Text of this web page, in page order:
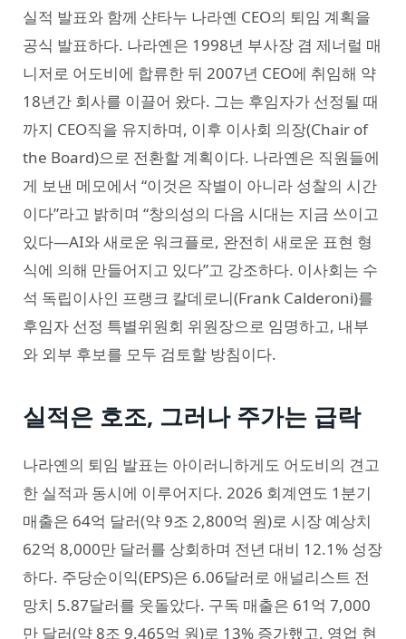
실적 발표와 함께 샨타누 나라옌 CEO의 퇴임 계획을
공식 발표하다. 나라옌은 1998년 부사장 겸 제너럴 매
니저로 어도비에 합류한 뒤 2007년 CEO에 취임해 약
18년간 회사를 이끌어 왔다. 그는 후임자가 선정될 때
까지 CEO직을 유지하며, 이후 이사회 의장(Chair of
the Board)으로 전환할 계획이다. 나라옌은 직원들에
게 보낸 메모에서 “이것은 작별이 아니라 성찰의 시간
이다”라고 밝히며 “창의성의 다음 시대는 지금 쓰이고
있다—AI와 새로운 워크플로, 완전히 새로운 표현 형
식에 의해 만들어지고 있다”고 강조하다. 이사회는 수
석 독립이사인 프랭크 칼데로니(Frank Calderoni)를
후임자 선정 특별위원회 위원장으로 임명하고, 내부
와 외부 후보를 모두 검토할 방침이다.
실적은 호조, 그러나 주가는 급락
나라옌의 퇴임 발표는 아이러니하게도 어도비의 견고
한 실적과 동시에 이루어지다. 2026 회계연도 1분기
매출은 64억 달러(약 9조 2,800억 원)로 시장 예상치
62억 8,000만 달러를 상회하며 전년 대비 12.1% 성장
하다. 주당순이익(EPS)은 6.06달러로 애널리스트 전
망치 5.87달러를 웃돌았다. 구독 매출은 61억 7,000
만 달러(약 8조 9,465억 원)로 13% 증가했고, 영업 현